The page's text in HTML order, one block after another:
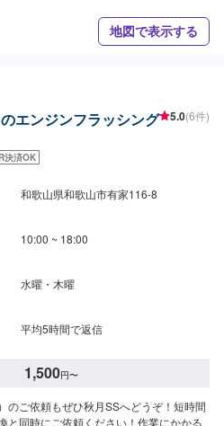
地図で表示する
エンジンフラッシング 5.0(6件)
決済OK
和歌山県和歌山市有家116-8
10:00 ~ 18:00
水曜・木曜
平均5時間で返信
1,500円〜
のご依頼もぜひ秋月SSへどうぞ！短時間
と同時にご依頼ください！作業にかかる